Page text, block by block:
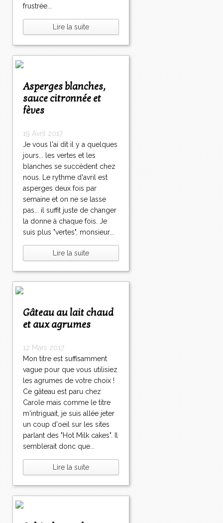
frustrée...
Lire la suite
Asperges blanches,
sauce citronnée et
fèves
19 Avril 2017
Je vous l'ai dit il y a quelques
jours... les vertes et les
blanches se succèdent chez
nous. Le rythme d'avril est
asperges deux fois par
semaine et on ne se lasse
pas... il suffit juste de changer
la donne à chaque fois. Je
suis plus "vertes", monsieur...
Lire la suite
Gâteau au lait chaud
et aux agrumes
12 Mars 2017
Mon titre est suffisamment
vague pour que vous utilisiez
les agrumes de votre choix !
Ce gâteau est paru chez
Carole mais comme le titre
m'intriguait, je suis allée jeter
un coup d'oeil sur les sites
parlant des "Hot Milk cakes". Il
semblerait donc que...
Lire la suite